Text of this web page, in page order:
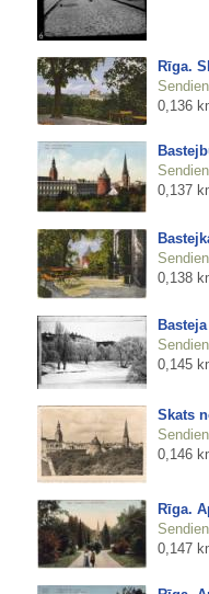
Rīga.
0,136
0,137
0,138
0,145
Skats
0,146
Rīga.
0,147